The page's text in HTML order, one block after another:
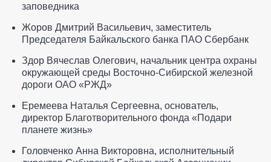
заповедника
Жоров Дмитрий Васильевич, заместитель
Председателя Байкальского банка ПАО Сбербанк
Здор Вячеслав Олегович, начальник центра охраны
окружающей среды Восточно-Сибирской железной
дороги ОАО «РЖД»
Еремеева Наталья Сергеевна, основатель,
директор Благотворительного фонда «Подари
планете жизнь»
Головченко Анна Викторовна, исполнительный